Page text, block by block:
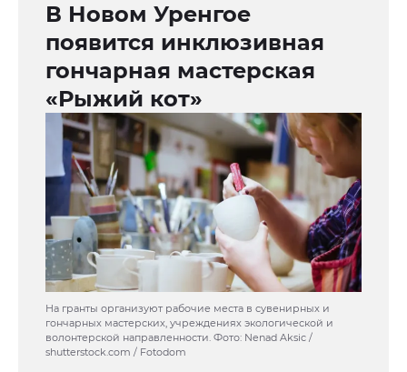
В Новом Уренгое
появится инклюзивная
гончарная мастерская
«Рыжий кот»
На гранты организуют рабочие места в сувенирных и
гончарных мастерских, учреждениях экологической и
волонтерской направленности. Фото: Nenad Aksic /
shutterstock.com / Fotodom